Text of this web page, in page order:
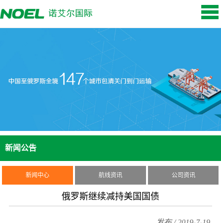
新闻公告
新闻中心 航线资讯 公司资讯
俄罗斯继续减持美国国债